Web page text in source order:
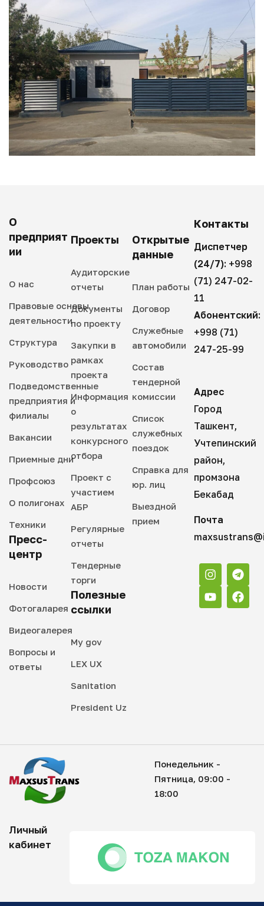
О
предприят
ии
О нас
Правовые основы
деятельности
Структура
Руководство
Подведомственные
предприятия и
филиалы
Вакансии
Приемные дни
Профсоюз
О полигонах
Техники
Пресс-
центр
Новости
Фотогаларея
Видеогалерея
Вопросы и
ответы
Проекты
Аудиторские
отчеты
Документы
по проекту
Закупки в
рамках
проекта
Информация
о
результатах
конкурсного
отбора
Проект с
участием
АБР
Регулярные
отчеты
Тендерные
торги
Полезные
ссылки
My gov
LEX UX
Sanitation
President Uz
Открытые
данные
План работы
Договор
Служебные
автомобили
Состав
тендерной
комиссии
Список
служебных
поездок
Справка для
юр. лиц
Выездной
прием
Контакты
Диспетчер
(24/7): +998
(71) 247-02-
11
Абонентский:
+998 (71)
247-25-99
Адрес
Город
Ташкент,
Учтепинский
район,
промзона
Бекабад
Почта
Понедельник -
Пятница, 09:00 -
18:00
Личный
кабинет